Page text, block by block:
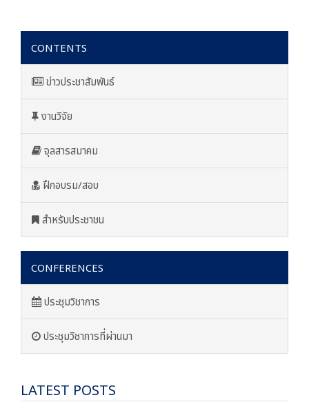
CONTENTS
ข่าวประชาสัมพันธ์
งานวิจัย
จุลสารสมาคม
ฝึกอบรม/สอบ
สำหรับประชาชน
CONFERENCES
ประชุมวิชาการ
ประชุมวิชาการที่ผ่านมา
LATEST POSTS